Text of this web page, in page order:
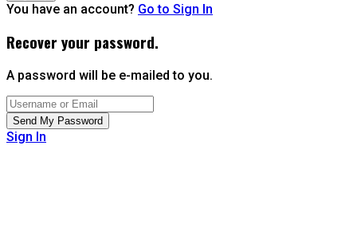
You have an account? Go to Sign In
Recover your password.
A password will be e-mailed to you.
Sign In